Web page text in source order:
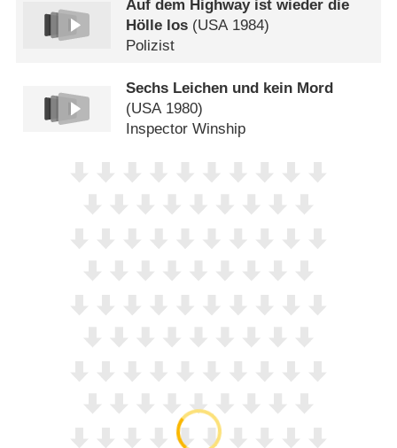
Auf dem Highway ist wieder die
Hölle los (USA1984)
Polizist
Sechs Leichen und kein Mord
(USA1980)
Inspector Winship